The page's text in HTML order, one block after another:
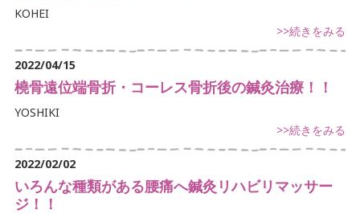
KOHEI
>>続きをみる
2022/04/15
橈骨遠位端骨折・コーレス骨折後の鍼灸治療！！
YOSHIKI
>>続きをみる
2022/02/02
いろんな種類がある腰痛へ鍼灸リハビリマッサー
ジ！！